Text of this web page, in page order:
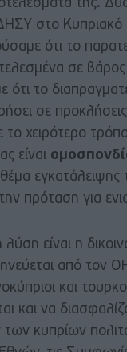
της.
στο Κυπριακό
ότι το
σε
το
σε
χειρότερο
είναι
εγκατάλειψης
πρόταση για
είναι η
από τον
και
και να
των κυπρίων